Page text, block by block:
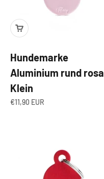
Hundemarke
Aluminium rund rosa
Klein
Angebot
€11,90 EUR